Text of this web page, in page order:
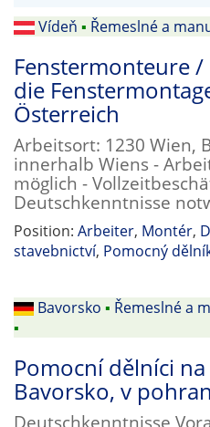
Vídeň ▪ Řemeslné a
Fenstermonteure
die
Österreich
Arbeitsort: 1230 Wien,
innerhalb Wiens -
möglich -
Deutschkenntnisse
Position: Arbeiter, Montér,
stavebnictví, Pomocný
Bavorsko ▪ Řemeslné a
▪
Pomocní dělníci
Bavorsko, v
Deutschkenntnisse